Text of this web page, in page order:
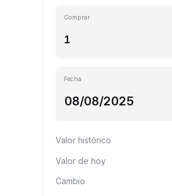
Comprar
Fecha
Valor histórico
Valor de hoy
Cambio